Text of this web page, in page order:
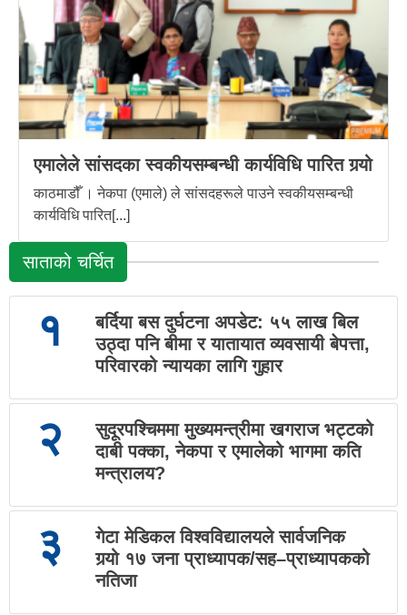
एमालेले सांसदका स्वकीयसम्बन्धी कार्यविधि पारित गर्‍यो
काठमाडौँ । नेकपा (एमाले) ले सांसदहरूले पाउने स्वकीयसम्बन्धी
कार्यविधि पारित[...]
साताको चर्चित
१
बर्दिया बस दुर्घटना अपडेट: ५५ लाख बिल
उठ्दा पनि बीमा र यातायात व्यवसायी बेपत्ता,
परिवारको न्यायका लागि गुहार
२
सुदूरपश्चिममा मुख्यमन्त्रीमा खगराज भट्टको
दाबी पक्का, नेकपा र एमालेको भागमा कति
मन्त्रालय?
३
गेटा मेडिकल विश्वविद्यालयले सार्वजनिक
गर्‍यो १७ जना प्राध्यापक/सह–प्राध्यापकको
नतिजा